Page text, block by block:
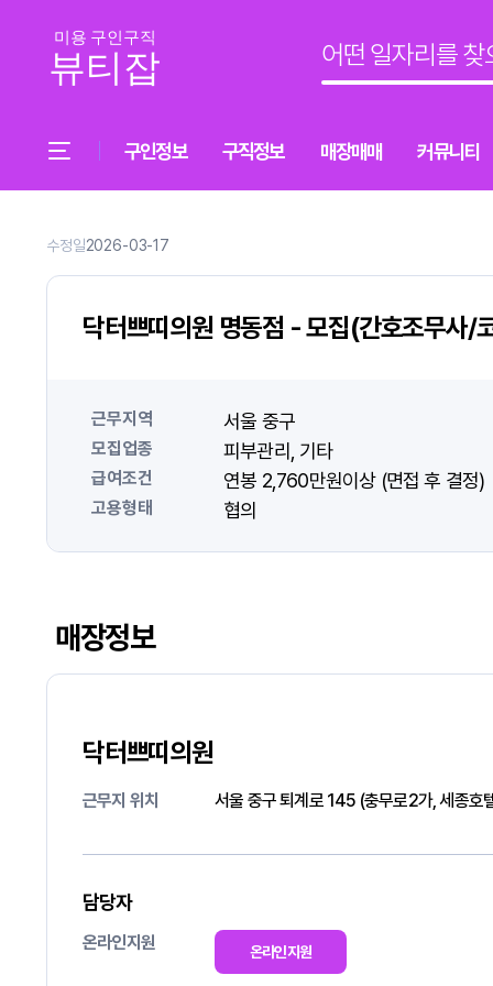
구인정보 구직정보 매장매매 커뮤니티
수정일2026-03-17
닥터쁘띠의원 명동점 - 모집(간호조무사/
근무지역 서울 중구
모집업종 피부관리 기타
급여조건 연봉 2,760만원이상 (면접 후 결정)
고용형태 협의
매장정보
닥터쁘띠의원
근무지 위치 서울 중구 퇴계로 145 (충무로2가, 세종호
담당자
온라인지원 온라인지원